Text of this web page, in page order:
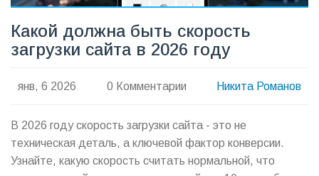
Какой должна быть скорость
загрузки сайта в 2026 году
янв, 6 2026 0 Комментарии Никита Романов
В 2026 году скорость загрузки сайта - это не
техническая деталь, а ключевой фактор конверсии.
Узнайте, какую скорость считать нормальной, что